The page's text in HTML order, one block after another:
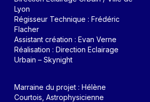
Lyon
Régisseur Technique : Frédéric
Flacher
Assistant création : Evan Verne
Réalisation : Direction Eclairage
Urbain – Skynight
Marraine du projet : Hélène
Courtois, Astrophysicienne